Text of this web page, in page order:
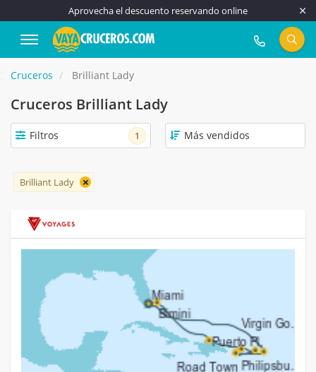
Aprovecha el descuento reservando online
917 815 555
Cruceros Brilliant Lady
Cruceros Brilliant Lady
Filtros 1
Brilliant Lady